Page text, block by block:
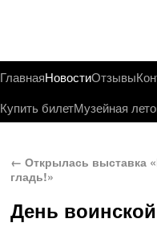
ГлавнаяНовостиОтзывы
Купить билетМузейная
← Открылась выставка
гладь!»
День